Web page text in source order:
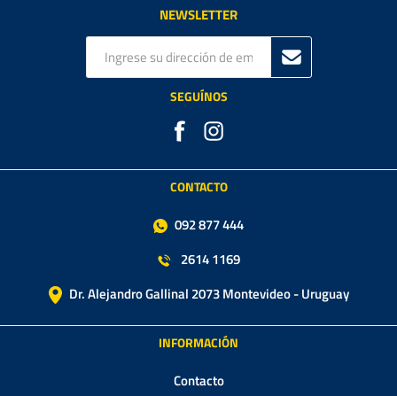
NEWSLETTER
SEGUÍNOS
CONTACTO
092 877 444
2614 1169
Dr. Alejandro Gallinal 2073 Montevideo - Uruguay
INFORMACIÓN
Contacto